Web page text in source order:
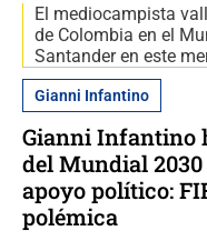
El mediocampista
de Colombia en el
Santander en este
Gianni Infantino
Gianni Infantino
del Mundial
apoyo político:
polémica